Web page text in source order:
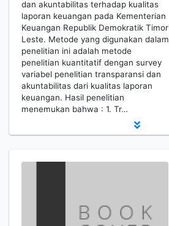
dan akuntabilitas terhadap kualitas
laporan keuangan pada Kementerian
Keuangan Republik Demokratik Timor
Leste. Metode yang digunakan dalam
penelitian ini adalah metode
penelitian kuantitatif dengan survey
variabel penelitian transparansi dan
akuntabilitas dari kualitas laporan
keuangan. Hasil penelitian
menemukan bahwa : 1. Tr…